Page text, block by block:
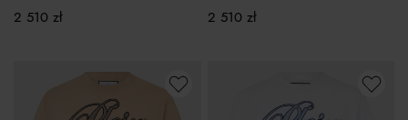
2 510 zł 2 510 zł